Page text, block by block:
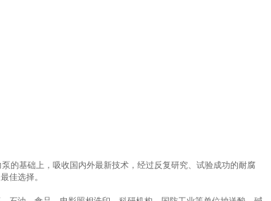
的基础上，吸收国内外最新技术，经过反复研究、试验成功的耐腐
佳选择。